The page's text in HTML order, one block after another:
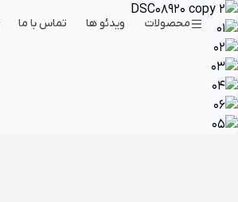
محصولات ویدئو ها تماس با ما